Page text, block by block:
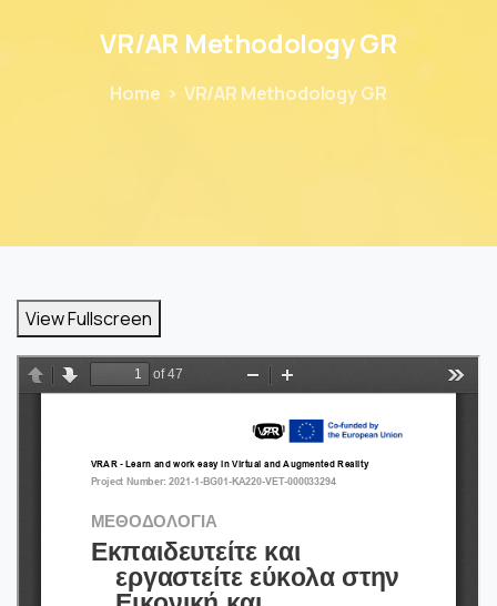
VR/AR MethodologyGR
Home VR/AR Methodology GR
View Fullscreen